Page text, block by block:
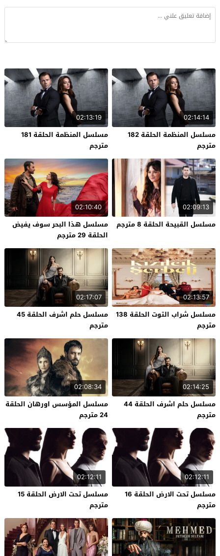
02:14:14
مسلسل المنظمة الحلقة 182
مترجم
02:13:19
مسلسل المنظمة الحلقة 181
مترجم
02:09:13
مسلسل القبيحة الحلقة 8 مترجم
02:10:40
مسلسل هذا البحر سوف يفيض
الحلقة 29 مترجم
02:13:57
مسلسل شراب التوت الحلقة 138
مترجم
02:17:07
مسلسل حلم اشرف الحلقة 45
مترجم
02:14:25
مسلسل حلم اشرف الحلقة 44
مترجم
02:08:34
مسلسل المؤسس اورهان الحلقة
24 مترجم
02:12:11
مسلسل تحت الارض الحلقة 16
مترجم
02:12:11
مسلسل تحت الارض الحلقة 15
مترجم